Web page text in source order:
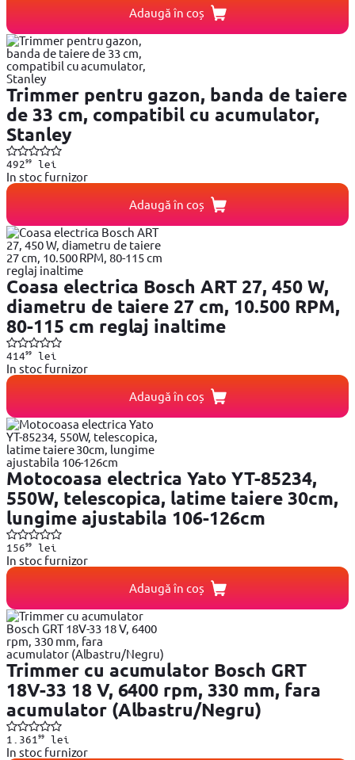
Adaugă în coș
Trimmer pentru gazon, banda de taiere
de 33 cm, compatibil cu acumulator,
Stanley
49299lei
In stoc furnizor
Adaugă în coș
Coasa electrica Bosch ART 27, 450 W,
diametru de taiere 27 cm, 10.500 RPM,
80-115 cm reglaj inaltime
41499lei
In stoc furnizor
Adaugă în coș
Motocoasa electrica Yato YT-85234,
550W, telescopica, latime taiere 30cm,
lungime ajustabila 106-126cm
15699lei
In stoc furnizor
Adaugă în coș
Trimmer cu acumulator Bosch GRT
18V-33 18 V, 6400 rpm, 330 mm, fara
acumulator (Albastru/Negru)
1.361 99lei
In stoc furnizor